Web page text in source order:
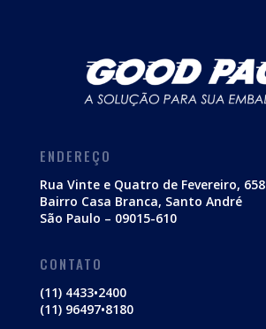
ENDEREÇO
Rua Vinte e Quatro de Fevereiro, 658
Bairro Casa Branca, Santo André
São Paulo – 09015-610
CONTATO
(11) 4433•2400
(11) 96497•8180